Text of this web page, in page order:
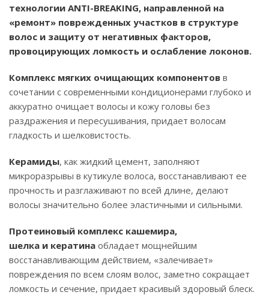
технологии ANTI-BREAKING, направленной на
«ремонт» поврежденных участков в структуре
волос и защиту от негативных факторов,
провоцирующих ломкость и ослабление локонов.
Комплекс мягких очищающих компонентов в
сочетании с современными кондиционерами глубоко и
аккуратно очищает волосы и кожу головы без
раздражения и пересушивания, придает волосам
гладкость и шелковистость.
Керамиды, как жидкий цемент, заполняют
микроразрывы в кутикуле волоса, восстанавливают ее
прочность и разглаживают по всей длине, делают
волосы значительно более эластичными и сильными.
Протеиновый комплекс кашемира,
шелка и кератина обладает мощнейшим
восстанавливающим действием, «залечивает»
повреждения по всем слоям волос, заметно сокращает
ломкость и сечение, придает красивый здоровый блеск.